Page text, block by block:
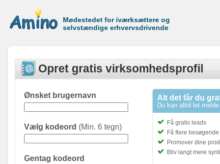
Mødestedet for iværksættere og
selvstændige erhvervsdrivende
Opret gratis virksomhedsprofil
Alt det får du
Du kan altid let
Få gratis leads
Få flere
Promover dine
Bliv langt mere
Ønsket brugernavn
Vælg kodeord (Min. 6 tegn)
Gentag kodeord